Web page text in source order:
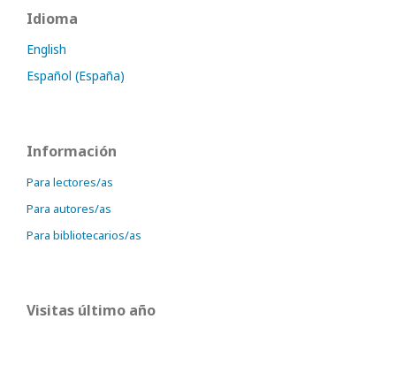
Idioma
English
Español (España)
Información
Para lectores/as
Para autores/as
Para bibliotecarios/as
Visitas último año